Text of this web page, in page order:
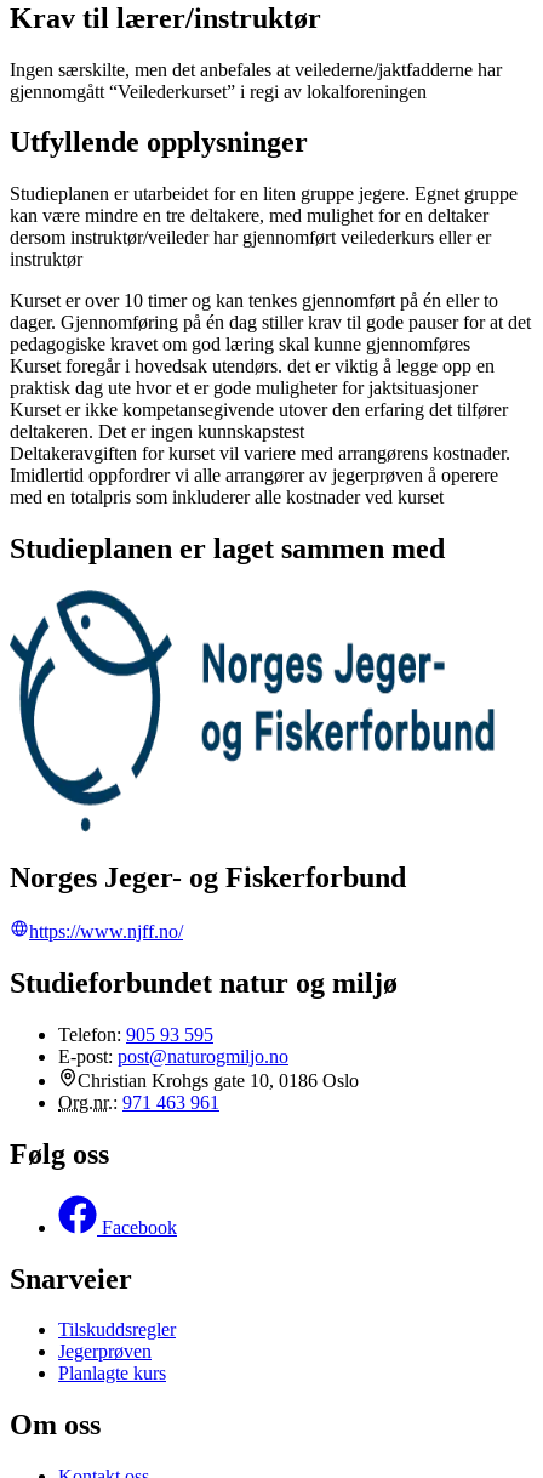
Krav til lærer/instruktør
Ingen særskilte, men det anbefales at veilederne/jaktfadderne har
gjennomgått “Veilederkurset” i regi av lokalforeningen
Utfyllende opplysninger
Studieplanen er utarbeidet for en liten gruppe jegere. Egnet gruppe
kan være mindre en tre deltakere, med mulighet for en deltaker
dersom instruktør/veileder har gjennomført veilederkurs eller er
instruktør
Kurset er over 10 timer og kan tenkes gjennomført på én eller to
dager. Gjennomføring på én dag stiller krav til gode pauser for at det
pedagogiske kravet om god læring skal kunne gjennomføres
Kurset foregår i hovedsak utendørs. det er viktig å legge opp en
praktisk dag ute hvor et er gode muligheter for jaktsituasjoner
Kurset er ikke kompetansegivende utover den erfaring det tilfører
deltakeren. Det er ingen kunnskapstest
Deltakeravgiften for kurset vil variere med arrangørens kostnader.
Imidlertid oppfordrer vi alle arrangører av jegerprøven å operere
med en totalpris som inkluderer alle kostnader ved kurset
Studieplanen er laget sammen med
Norges Jeger- og Fiskerforbund
https://www.njff.no/
Studieforbundet natur og miljø
Telefon: 905 93 595
E-post: post@naturogmiljo.no
Christian Krohgs gate 10, 0186 Oslo
Org.nr.: 971 463 961
Følg oss
Facebook
Snarveier
Tilskuddsregler
Jegerprøven
Planlagte kurs
Om oss